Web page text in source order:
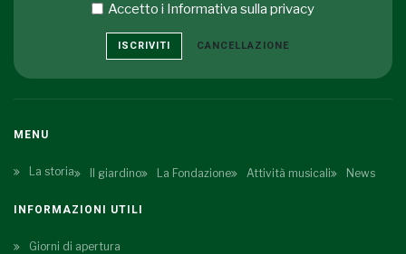
Accetto i Informativa sulla privacy
ISCRIVITI CANCELLAZIONE
MENU
La storia Il giardino La Fondazione Attività musicali News
INFORMAZIONI UTILI
Giorni di apertura